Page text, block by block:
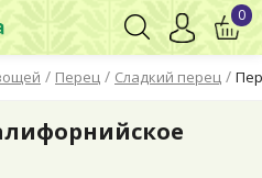
/ Перец / Сладкий перец /
0